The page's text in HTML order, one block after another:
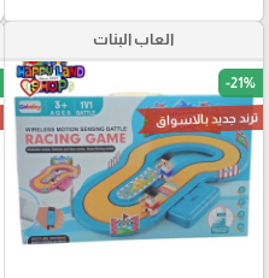
العاب البنات
favorite_border -21%
ترند جديد بالاسواق